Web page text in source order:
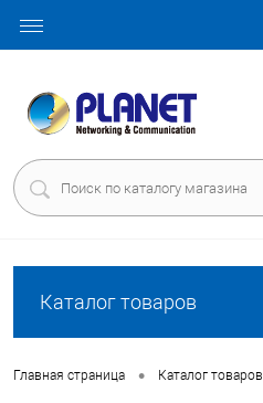
Каталог товаров
Главная страница • Каталог товаров